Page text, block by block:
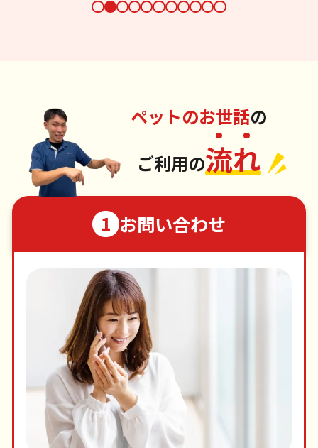
ペットのお世話の
ご利用の流れ
1 お問い合わせ